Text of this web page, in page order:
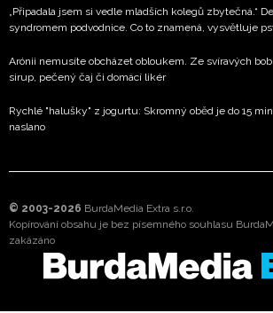
„Připadala jsem si vedle mladších kolegů zbytečná.“
syndromem podvodnice. Co to znamená, vysvětluje
Arónii nemusíte obcházet obloukem. Ze svíravých
sirup, pečený čaj či domácí likér
Rychlé "halušky" z jogurtu: Skromný oběd je do 15
naslano
© 2003-2026 BurdaMedia Extra s.r.o.
Kopírování obsahu je bez písemného souhlasu
zakázáno